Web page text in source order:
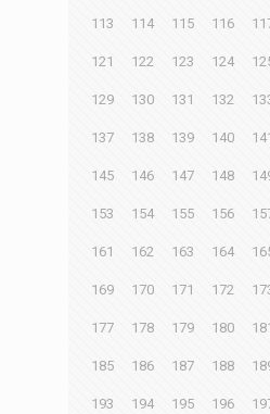
113 114 115 116
121 122 123 124
129 130 131 132
137 138 139 140
145 146 147 148
153 154 155 156
161 162 163 164
169 170 171 172
177 178 179 180
185 186 187 188
193 194 195 196